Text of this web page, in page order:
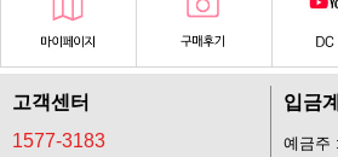
고객센터
1577-3183
입금
예금주